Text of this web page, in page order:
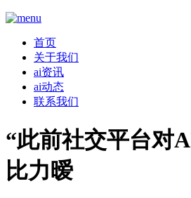
首页
关于我们
ai资讯
ai动态
联系我们
“此前社交平台对
比力暧